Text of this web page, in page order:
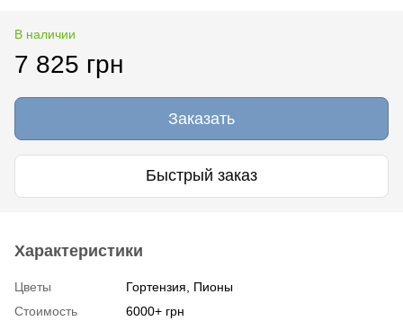
В наличии
7 825 грн
Заказать
Быстрый заказ
Характеристики
Цветы
Гортензия, Пионы
Стоимость
6000+ грн